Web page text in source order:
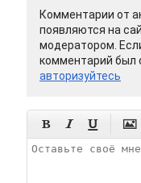
Комментарии от
появляются на
модератором.
комментарий был
авторизуйтесь
   